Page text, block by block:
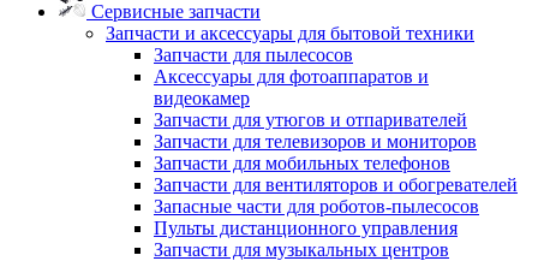
Сервисные запчасти
Запчасти и аксессуары для бытовой техники
Запчасти для пылесосов
Аксессуары для фотоаппаратов и
видеокамер
Запчасти для утюгов и отпаривателей
Запчасти для телевизоров и мониторов
Запчасти для мобильных телефонов
Запчасти для вентиляторов и обогревателей
Запасные части для роботов-пылесосов
Пульты дистанционного управления
Запчасти для музыкальных центров